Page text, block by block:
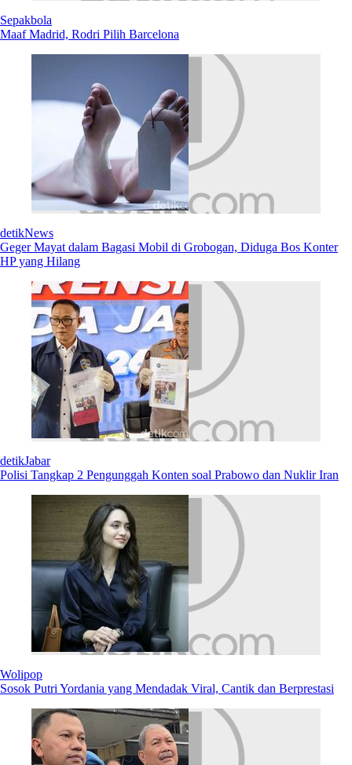
Sepakbola
Maaf Madrid, Rodri Pilih Barcelona
detikNews
Geger Mayat dalam Bagasi Mobil di Grobogan, Diduga Bos Konter
HP yang Hilang
detikJabar
Polisi Tangkap 2 Pengunggah Konten soal Prabowo dan Nuklir Iran
Wolipop
Sosok Putri Yordania yang Mendadak Viral, Cantik dan Berprestasi